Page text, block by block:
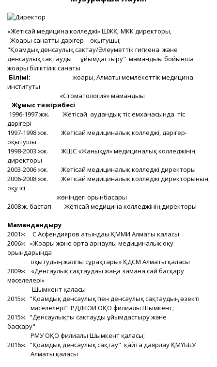
«Жетісай медицина колледжі» ШЖҚ МКК директоры,
Жоғары санатты дәрігер – оқытушы;
"Қоғамдық денсаулық сақтау/Әлеуметтік гигиена және
денсаулық сақтауды ұйымдастыру" мамандығы бойынша
жоғары біліктілік санаты
Білімі: жоғары, Алматы мемлекеттік медицина
институты
«Стоматология» мамандығы
Жұмыс тәжірибесі
1996-1997 жж. Жетісай аудандық тіс емханасында тіс
дәрігері
1997-1998 жж. Жетісай медициналық колледжі, дәрігер-
оқытушы
1998-2003 жж. ЖШС «Жанықұл» медициналық колледжінің
директоры
2003-2006 жж. Жетісай медициналық колледжі директоры
2006-2008 жж. Жетісай медициналық колледжі директорының
оқу ісі
жөніндегі орынбасары
2008 ж. бастап Жетісай медицина колледжінің директоры
Мамандандыру
2001ж. С.Асфендияров атындағы ҚММИ Алматы қаласы
2006ж. «Жоғары және орта арнаулы медициналық оқу
орындарында
оқытудың жалпы сұрақтары» ҚДСМ Алматы қаласы
2009ж. «Денсаулық сақтаудағы жаңа заманға сай басқару
мәселелері»
Шымкент қаласы
2015ж. "Қоғамдық денсаулық пен денсаулық сақтаудың өзекті
мәселелері" РДДКОИ ОҚО филиалы Шымкент;
2015ж. "Денсаулықты сақтауды ұйымдастыру және
басқару"
РМУ ОҚО филиалы Шымкент қаласы;
2016ж. "Қоғамдық денсаулық сақтау" қайта даярлау ҚМҮББУ
Алматы қаласы